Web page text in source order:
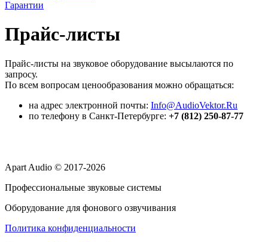
Гарантии
Прайс-листы
Прайс-листы на звуковое оборудование высылаются по
запросу.
По всем вопросам ценообразования можно обращаться:
на адрес электронной почты: Info@AudioVektor.Ru
по телефону в Санкт-Петербурге: +7 (812) 250-87-77
Apart Audio © 2017-2026
Профессиональные звуковые системы
Оборудование для фонового озвучивания
Политика конфиденциальности